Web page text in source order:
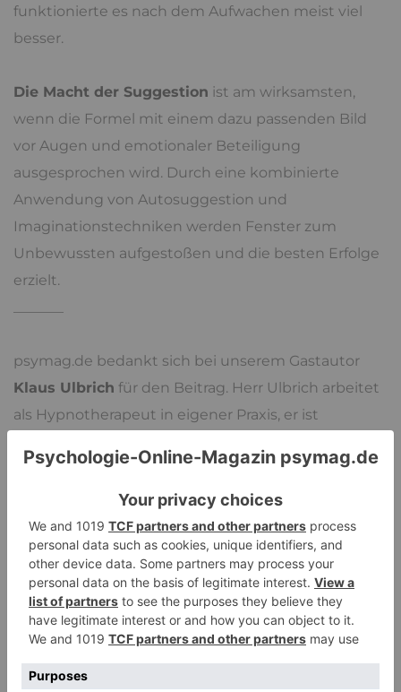
funktionierte es nach dem Aufwachen meist viel
besser.
Die Macht der Suggestion ist am wirksamsten,
wenn die Formel mit einem dazu passenden Bild
vor Augen und emotionaler Beteiligung
ausgesprochen wird. Durch eine kombinierte
Anwendung von Autosuggestion und
Imaginationstechniken werden Fenster zum
Unbewussten aufgestoßen und die besten Erfolge
erzielt.
psymag.de bedankt sich bei unserem Gastautor
Klaus Ulbrich für den Beitrag. Herr Ulbrich arbeitet
als Hypnotherapeut in eigener Praxis, er ist
seiner Websiteganzheitliche-hypnotherapie.de
Seiten: 1 2 Ganzer Artikel auf einer Seite
Pocket teilen